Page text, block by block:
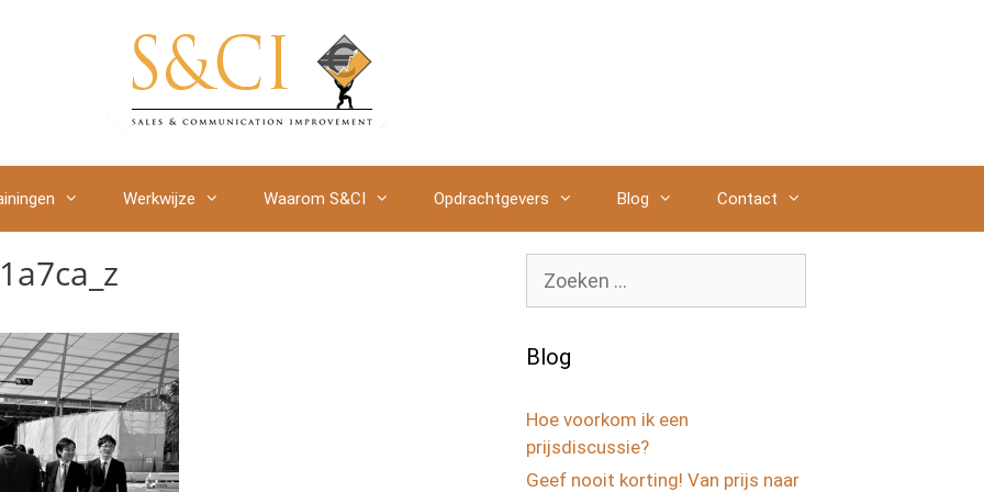
Werkwijze Waarom S&CI Opdrachtgevers Blog Contact
naar:
Blog
Hoe voorkom ik een
prijsdiscussie?
Geef nooit korting! Van prijs naar